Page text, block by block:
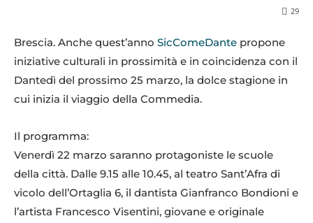
29
Brescia. Anche quest’anno SicComeDante propone
iniziative culturali in prossimità e in coincidenza con il
Dantedì del prossimo 25 marzo, la dolce stagione in
cui inizia il viaggio della Commedia.
Il programma:
Venerdì 22 marzo saranno protagoniste le scuole
della città. Dalle 9.15 alle 10.45, al teatro Sant’Afra di
vicolo dell’Ortaglia 6, il dantista Gianfranco Bondioni e
l’artista Francesco Visentini, giovane e originale